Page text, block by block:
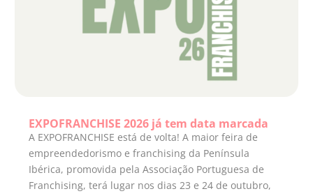
EXPOFRANCHISE 2026 já tem data marcada
A EXPOFRANCHISE está de volta! A maior feira de
empreendedorismo e franchising da Península
Ibérica, promovida pela Associação Portuguesa de
Franchising, terá lugar nos dias 23 e 24 de outubro,